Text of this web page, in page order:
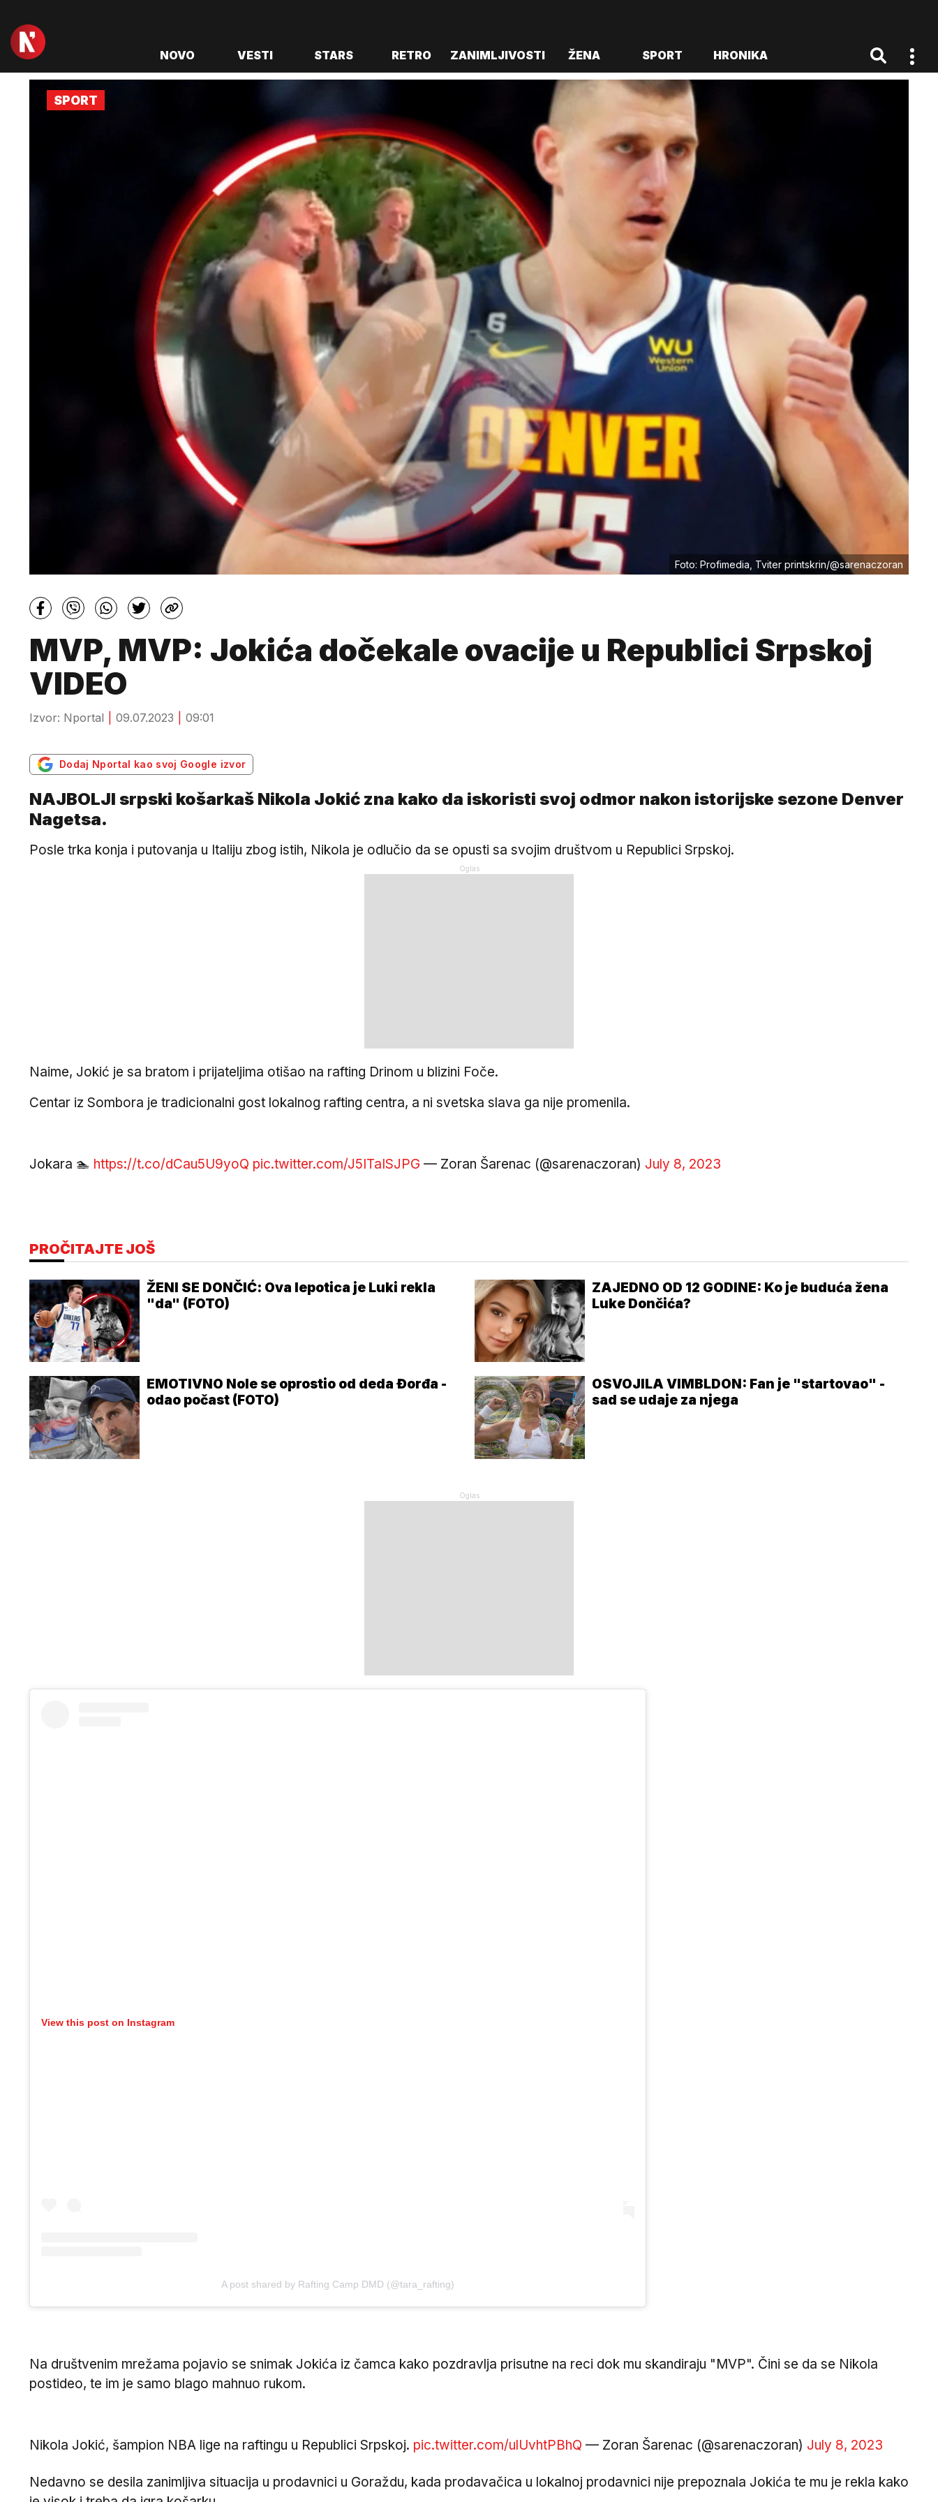
NOVO VESTI STARS RETRO ZANIMLJIVOSTI ŽENA SPORT HRONIKA
Foto: Profimedia, Tviter printskrin/@sarenaczoran
SPORT
MVP, MVP: Jokića dočekale ovacije u Republici Srpskoj
VIDEO
Izvor: Nportal 09.07.2023 09:01
Dodaj Nportal kao svoj Google izvor
NAJBOLJI srpski košarkaš Nikola Jokić zna kako da iskoristi svoj odmor nakon istorijske sezone Denver
Nagetsa.
Posle trka konja i putovanja u Italiju zbog istih, Nikola je odlučio da se opusti sa svojim društvom u Republici Srpskoj.
Naime, Jokić je sa bratom i prijateljima otišao na rafting Drinom u blizini Foče.
Centar iz Sombora je tradicionalni gost lokalnog rafting centra, a ni svetska slava ga nije promenila.
Jokara 🏊 https://t.co/dCau5U9yoQ pic.twitter.com/J5ITaISJPG — Zoran Šarenac (@sarenaczoran) July 8, 2023
PROČITAJTE JOŠ
ŽENI SE DONČIĆ: Ova lepotica je Luki rekla
"da" (FOTO)
ZAJEDNO OD 12 GODINE: Ko je buduća žena
Luke Dončića?
EMOTIVNO Nole se oprostio od deda Đorđa -
odao počast (FOTO)
OSVOJILA VIMBLDON: Fan je "startovao" -
sad se udaje za njega
View this post on Instagram
A post shared by Rafting Camp DMD (@tara_rafting)
Na društvenim mrežama pojavio se snimak Jokića iz čamca kako pozdravlja prisutne na reci dok mu skandiraju "MVP". Čini se da se Nikola
postideo, te im je samo blago mahnuo rukom.
Nikola Jokić, šampion NBA lige na raftingu u Republici Srpskoj. pic.twitter.com/ulUvhtPBhQ — Zoran Šarenac (@sarenaczoran) July 8, 2023
Nedavno se desila zanimljiva situacija u prodavnici u Goraždu, kada prodavačica u lokalnoj prodavnici nije prepoznala Jokića te mu je rekla kako